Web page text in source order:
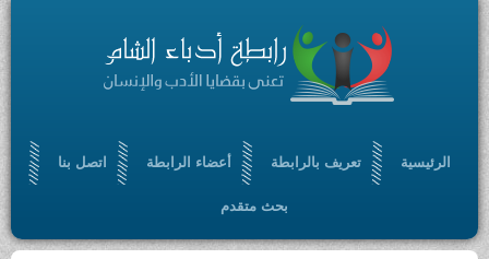
الرئيسية تعريف بالرابطة أعضاء الرابطة اتصل بنا
بحث متقدم